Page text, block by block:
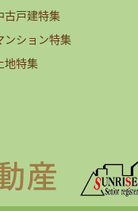
古戸建特集
ンション特集
地特集